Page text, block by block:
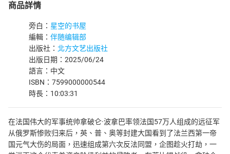
商品詳情
旁白： 星空的书屋
編輯： 伴随编辑部
出版社： 北方文艺出版社
出版日期：2025/06/24
語言：中文
ISBN：7599000000544
時長：10:03:31
在法国伟大的军事统帅拿破仑·波拿巴率领法国57万人组成的远征军
从俄罗斯惨败归来后，英、普、奥等封建大国看到了法兰西第一帝
国元气大伤的局面，迅速组成第六次反法同盟，企图趁火打劫，一